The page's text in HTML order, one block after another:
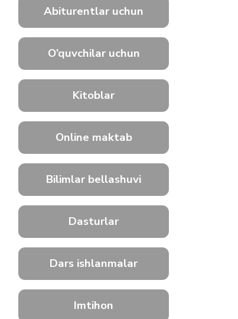
Abiturentlar uchun
O’quvchilar uchun
Kitoblar
Online maktab
Bilimlar bellashuvi
Dasturlar
Dars ishlanmalar
Imtihon